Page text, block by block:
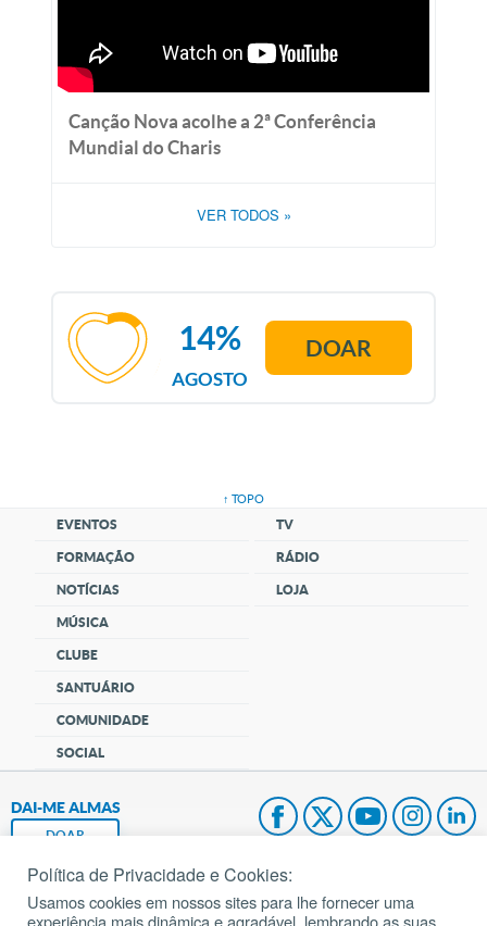
Canção Nova acolhe a 2ª Conferência
Mundial do Charis
VER TODOS »
AGOSTO
14% DOAR
↑ TOPO
EVENTOS
FORMAÇÃO
NOTÍCIAS
MÚSICA
CLUBE
SANTUÁRIO
COMUNIDADE
SOCIAL
TV
RÁDIO
LOJA
DAI-ME ALMAS
DOAR
Fundação João Paulo II
Política de Privacidade e Cookies:
Usamos cookies em nossos sites para lhe fornecer uma
experiência mais dinâmica e agradável, lembrando as suas